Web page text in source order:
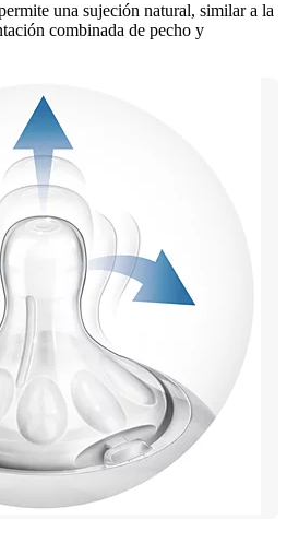
una sujeción natural, similar a la
combinada de pecho y